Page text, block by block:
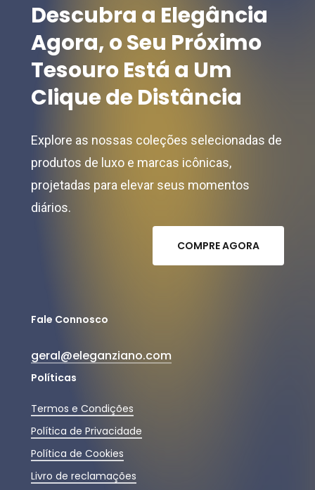
product
page
product
page
Descubra a Elegância
Agora,oSeu Próximo
TesouroEstá a Um
CliquedeDistância
Explore as nossas coleções selecionadas de
produtos de luxo e marcas icônicas,
projetadas para elevar seus momentos
diários.
COMPREAGORA
Fale Connosco
geral@eleganziano.com
Políticas
Termos e Condições
Política de Privacidade
Política de Cookies
Livro de reclamações